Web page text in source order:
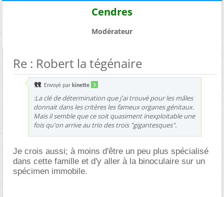
Cendres
Modérateur
Re : Robert la tégénaire
Envoyé par kinette
:La clé de détermination que j'ai trouvé pour les mâles
donnait dans les critères les fameux organes génitaux.
Mais il semble que ce soit quasiment inexploitable une
fois qu'on arrive au trio des trois "gigantesques".
Je crois aussi; à moins d'être un peu plus spécialisé
dans cette famille et d'y aller à la binoculaire sur un
spécimen immobile.